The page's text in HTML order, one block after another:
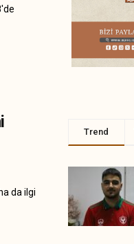
da ilgi
Trend